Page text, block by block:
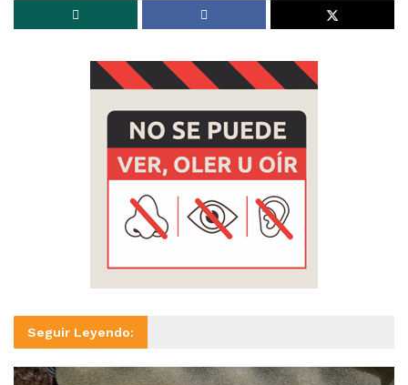
Seguir Leyendo: